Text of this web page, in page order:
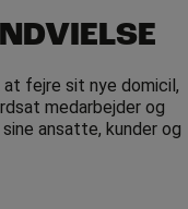
at fejre sit nye domicil,
medarbejder og
ansatte, kunder og